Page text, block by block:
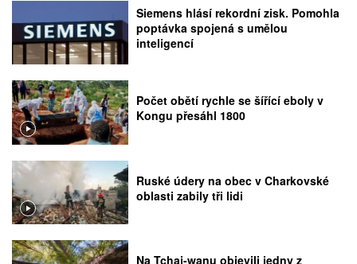
Siemens hlásí rekordní zisk. Pomohla
poptávka spojená s umělou
inteligencí
Počet obětí rychle se šířící eboly v
Kongu přesáhl 1800
Ruské údery na obec v Charkovské
oblasti zabily tři lidi
Na Tchaj-wanu objevili jedny z